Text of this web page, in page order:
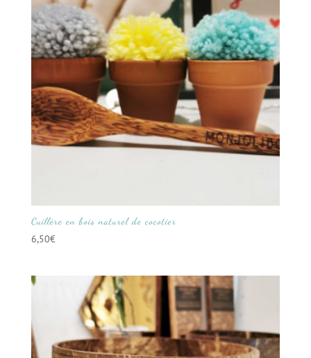
Cuillère en bois naturel de cocotier
6,50€